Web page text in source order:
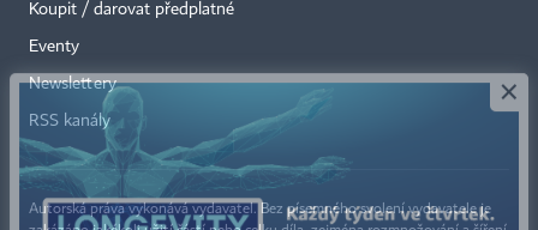
Koupit / darovat předplatné
Eventy
Newslettery
RSS kanály
Autorská práva vykonává vydavatel. Bez písemného svolení vydavatele je